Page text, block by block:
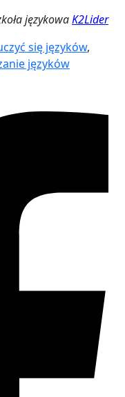
językowaK2Lider
się języków,
języków